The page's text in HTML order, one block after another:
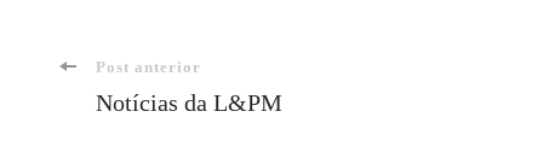
Navegação
Post anterior
Notícias da L&PM